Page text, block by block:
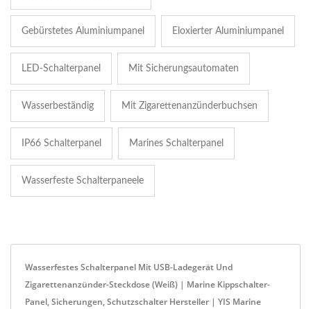
Gebürstetes Aluminiumpanel Eloxierter Aluminiumpanel
LED-Schalterpanel Mit Sicherungsautomaten
Wasserbeständig Mit Zigarettenanzünderbuchsen
IP66 Schalterpanel Marines Schalterpanel
Wasserfeste Schalterpaneele
Wasserfestes Schalterpanel Mit USB-Ladegerät Und
Zigarettenanzünder-Steckdose (Weiß) | Marine Kippschalter-
Panel, Sicherungen, Schutzschalter Hersteller | YIS Marine